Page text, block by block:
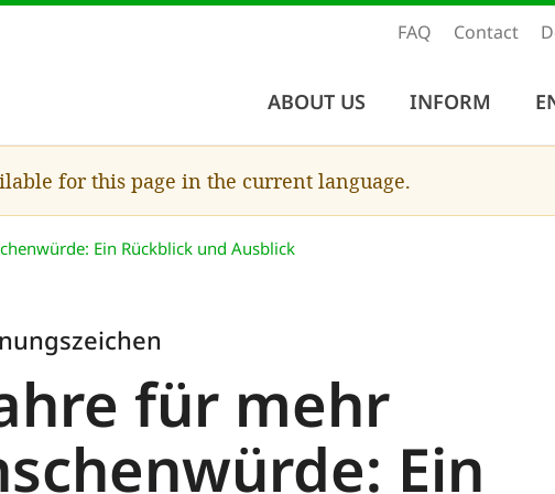
FAQ Contact
ABOUT US INFORM
for this page in the current language.
Ein Rückblick und Ausblick
für mehr
Ein